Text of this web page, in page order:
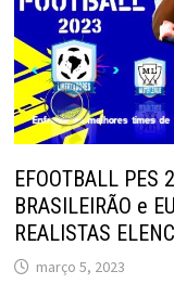
EFOOTBALL PES
BRASILEIRÃO e
REALISTAS
março 5, 2023